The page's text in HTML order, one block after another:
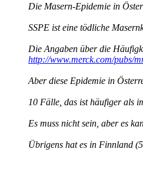
Die Masern-Epidemie in
SSPE ist eine tödliche
Die Angaben über die
http://www.merck.com/pubs/
Aber diese Epidemie in
10 Fälle, das ist häufiger als
Es muss nicht sein, aber es
Übrigens hat es in Finnland